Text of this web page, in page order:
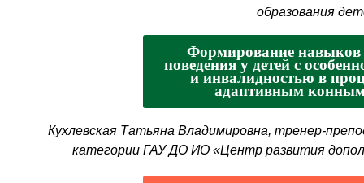
образования
Формирование навыков
поведения у детей с
и инвалидностью в
адаптивным
Кухлевская Татьяна Владимировна, тренер-
категории ГАУ ДО ИО «Центр развития